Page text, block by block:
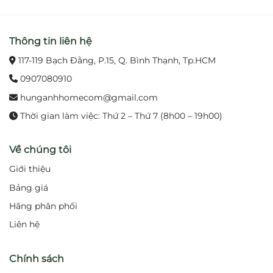
Thiết kế nhỏ gọn, sang trọng, hiện đại.
Van đĩa sứ bền bỉ, chống rò rỉ.
Lớp mạ Cr-Ni sáng bóng, chống ăn mòn.
Công nghệ tiết kiệm nước thân thiện môi
5. Thông số kỹ thuật
Thông tin liên hệ
117-119 Bạch Đằng, P.15, Q. Bình Thạnh, Tp.HCM
0907080910
hunganhhomecom@gmail.com
Thời gian làm việc: Thứ 2 – Thứ 7 (8h00 – 19h00)
Về chúng tôi
Giới thiệu
Bảng giá
Hãng phân phối
Liên hệ
Chính sách